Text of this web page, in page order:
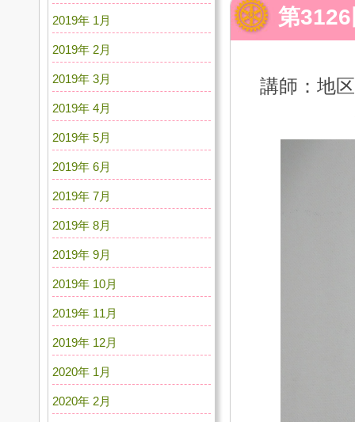
第
講師：地
2019年 1月
2019年 2月
2019年 3月
2019年 4月
2019年 5月
2019年 6月
2019年 7月
2019年 8月
2019年 9月
2019年 10月
2019年 11月
2019年 12月
2020年 1月
2020年 2月